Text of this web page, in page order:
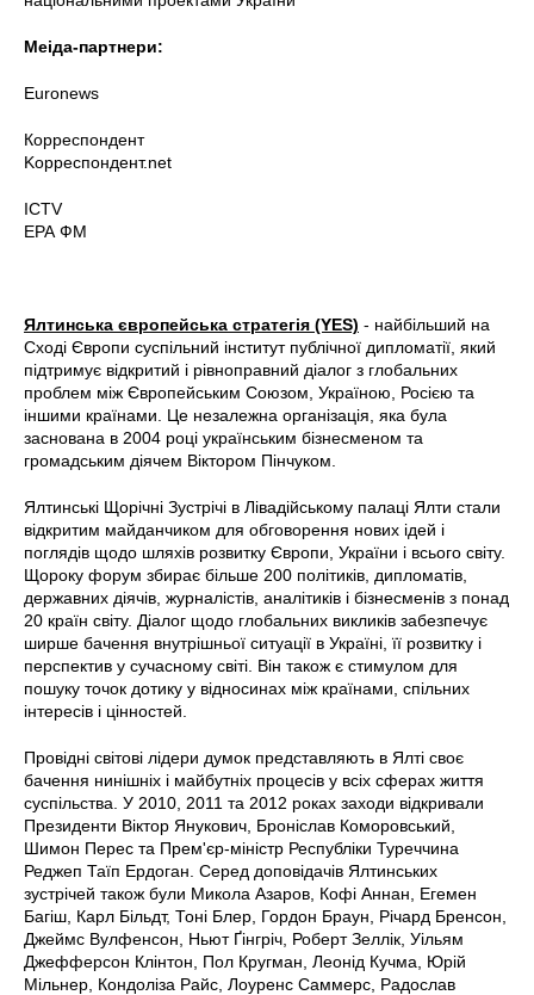
Меіда-партнери:
Euronews
Корреспондент
Kорреспондент.net
ICTV
ЕРА ФМ
Ялтинська європейська стратегія (YES) - найбільший на
Сході Європи суспільний інститут публічної дипломатії, який
підтримує відкритий і рівноправний діалог з глобальних
проблем між Європейським Союзом, Україною, Росією та
іншими країнами. Це незалежна організація, яка була
заснована в 2004 році українським бізнесменом та
громадським діячем Віктором Пінчуком.
Ялтинські Щорічні Зустрічі в Лівадійському палаці Ялти стали
відкритим майданчиком для обговорення нових ідей і
поглядів щодо шляхів розвитку Європи, України і всього світу.
Щороку форум збирає більше 200 політиків, дипломатів,
державних діячів, журналістів, аналітиків і бізнесменів з понад
20 країн світу. Діалог щодо глобальних викликів забезпечує
ширше бачення внутрішньої ситуації в Україні, її розвитку і
перспектив у сучасному світі. Він також є стимулом для
пошуку точок дотику у відносинах між країнами, спільних
інтересів і цінностей.
Провідні світові лідери думок представляють в Ялті своє
бачення нинішніх і майбутніх процесів у всіх сферах життя
суспільства. У 2010, 2011 та 2012 роках заходи відкривали
Президенти Віктор Янукович, Броніслав Коморовський,
Шимон Перес та Прем'єр-міністр Республіки Туреччина
Реджеп Таїп Ердоган. Серед доповідачів Ялтинських
зустрічей також були Микола Азаров, Кофі Аннан, Егемен
Багіш, Карл Більдт, Тоні Блер, Гордон Браун, Річард Бренсон,
Джеймс Вулфенсон, Ньют Ґінгріч, Роберт Зеллік, Уільям
Джефферсон Клінтон, Пол Кругман, Леонід Кучма, Юрій
Мільнер, Кондоліза Райс, Лоуренс Саммерс, Радослав